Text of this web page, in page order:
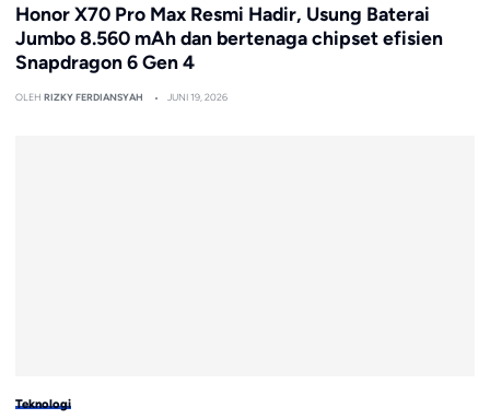
Honor X70 Pro Max Resmi Hadir, Usung Baterai
Jumbo 8.560 mAh dan bertenaga chipset efisien
Snapdragon 6 Gen 4
OLEH RIZKY FERDIANSYAH JUNI 19, 2026
Teknologi